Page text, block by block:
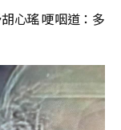
心瑤 哽咽道：多